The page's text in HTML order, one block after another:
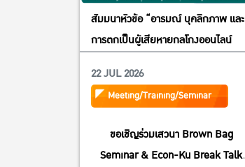
สัมมนาหัวข้อ “อารมณ์ บุคลิกภาพ และ
การตกเป็นผู้เสียหายกลโกงออนไลน์
22 JUL 2026
Meeting/Training/Seminar
ขอเชิญร่วมเสวนา Brown Bag
Seminar & Econ-Ku Break Talk